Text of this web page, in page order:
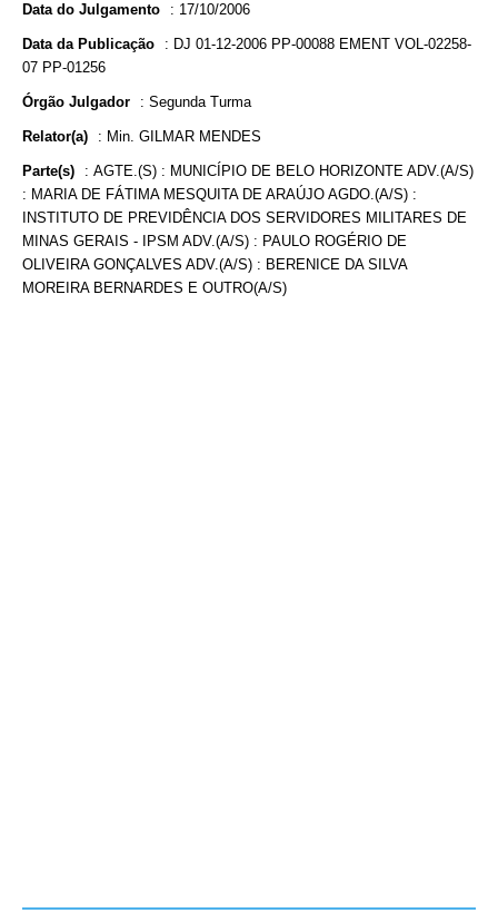
Data do Julgamento : 17/10/2006
Data da Publicação : DJ 01-12-2006 PP-00088 EMENT VOL-02258-
07 PP-01256
Órgão Julgador : Segunda Turma
Relator(a) : Min. GILMAR MENDES
Parte(s) : AGTE.(S) : MUNICÍPIO DE BELO HORIZONTE ADV.(A/S)
: MARIA DE FÁTIMA MESQUITA DE ARAÚJO AGDO.(A/S) :
INSTITUTO DE PREVIDÊNCIA DOS SERVIDORES MILITARES DE
MINAS GERAIS - IPSM ADV.(A/S) : PAULO ROGÉRIO DE
OLIVEIRA GONÇALVES ADV.(A/S) : BERENICE DA SILVA
MOREIRA BERNARDES E OUTRO(A/S)